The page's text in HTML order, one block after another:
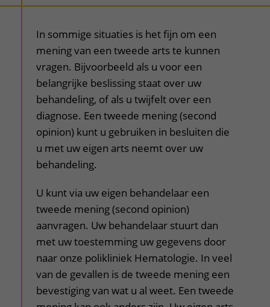
uitklapper, klik om te openen
In sommige situaties is het fijn om een
mening van een tweede arts te kunnen
vragen. Bijvoorbeeld als u voor een
belangrijke beslissing staat over uw
behandeling, of als u twijfelt over een
diagnose. Een tweede mening (second
opinion) kunt u gebruiken in besluiten die
u met uw eigen arts neemt over uw
behandeling.
U kunt via uw eigen behandelaar een
tweede mening (second opinion)
aanvragen. Uw behandelaar stuurt dan
met uw toestemming uw gegevens door
naar onze polikliniek Hematologie. In veel
van de gevallen is de tweede mening een
bevestiging van wat u al weet. Een tweede